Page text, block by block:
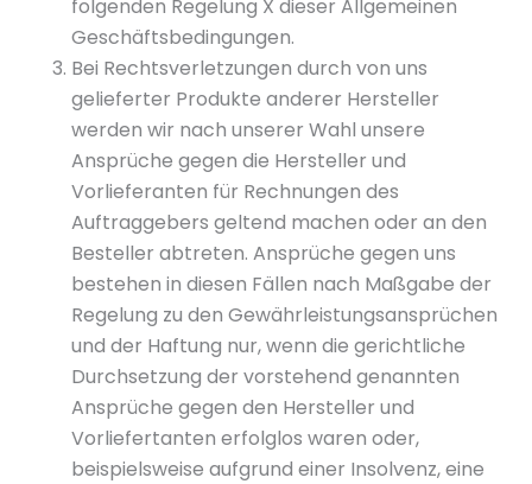
folgenden Regelung X dieser Allgemeinen
Geschäftsbedingungen.
Bei Rechtsverletzungen durch von uns
gelieferter Produkte anderer Hersteller
werden wir nach unserer Wahl unsere
Ansprüche gegen die Hersteller und
Vorlieferanten für Rechnungen des
Auftraggebers geltend machen oder an den
Besteller abtreten. Ansprüche gegen uns
bestehen in diesen Fällen nach Maßgabe der
Regelung zu den Gewährleistungsansprüchen
und der Haftung nur, wenn die gerichtliche
Durchsetzung der vorstehend genannten
Ansprüche gegen den Hersteller und
Vorliefertanten erfolglos waren oder,
beispielsweise aufgrund einer Insolvenz, eine